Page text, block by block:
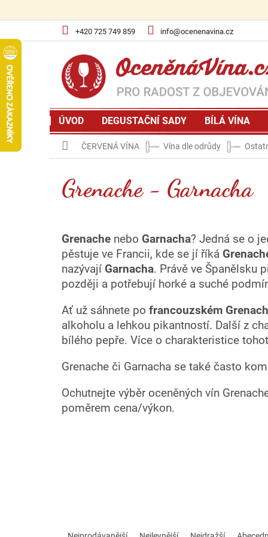
+420 725 749 859 info@ocenenavina.cz
ÚVOD DEGUSTAČNÍ SADY BÍLÁ VÍNA
Domů
ČERVENÁ VÍNA Vína dle odrůdy
Grenache - Garnacha
Grenache nebo Garnacha? Jedná se o
pěstuje ve Francii, kde se jí říká
nazývají Garnacha. Právě ve Španělsku
později a potřebují horké a suché
Ať už sáhnete po francouzském
alkoholu a lehkou pikantností. Další z
bílého pepře. Více o charakteristice
Grenache či Garnacha se také často
Ochutnejte výběr oceněných vín
poměrem cena/výkon.